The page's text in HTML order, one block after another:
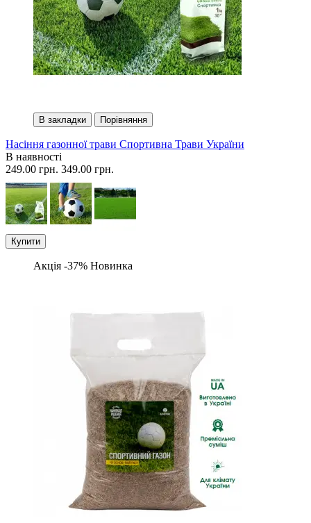
В закладки Порівняння
Насіння газонної трави Спортивна Трави України
В наявності
249.00 грн. 349.00 грн.
Купити
Акція -37% Новинка